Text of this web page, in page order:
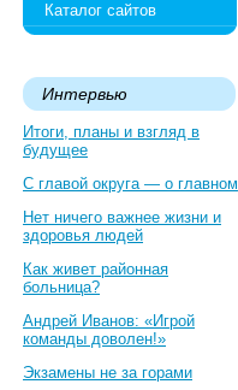
Каталог сайтов
Интервью
Итоги, планы и взгляд в
будущее
С главой округа — о главном
Нет ничего важнее жизни и
здоровья людей
Как живет районная
больница?
Андрей Иванов: «Игрой
команды доволен!»
Экзамены не за горами